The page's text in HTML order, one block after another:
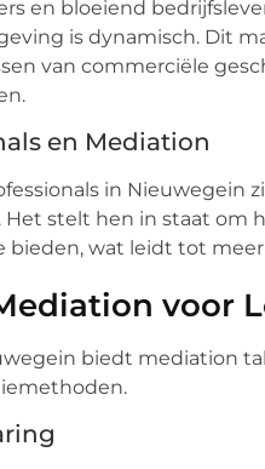
en bloeiend
is dynamisch. Dit
van commerciële
en Mediation
in Nieuwegein
stelt hen in staat om
bieden, wat leidt tot
voor
biedt mediation